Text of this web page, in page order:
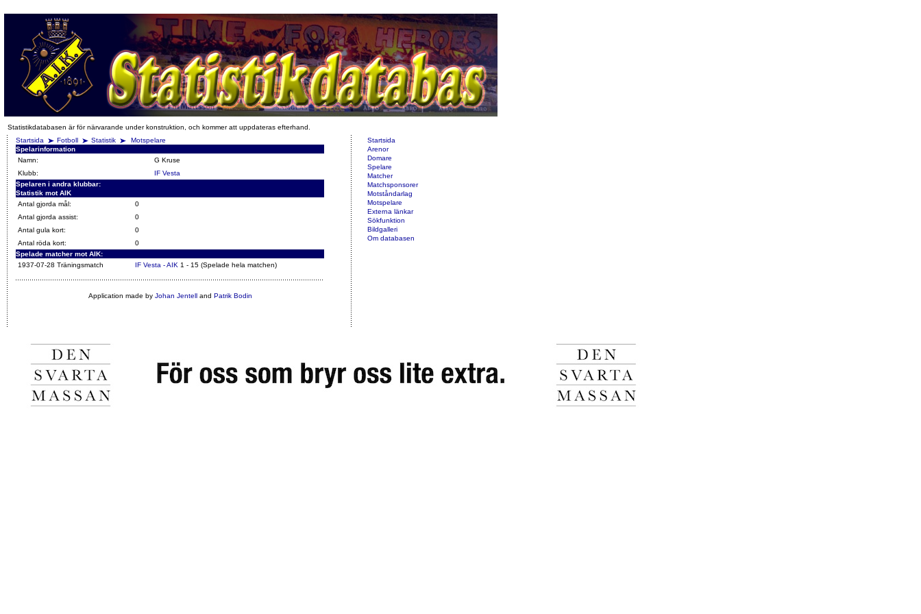
Statistikdatabasen är för närvarande under konstruktion, och kommer att uppdateras efterhand.
Startsida
Fotboll Statistik
Motspelare
Spelarinformation
Namn:
G Kruse
Klubb:
IF Vesta
Spelaren i andra klubbar:
Statistik mot AIK
Antal gjorda mål:
0
Antal gjorda assist:
0
Antal gula kort:
0
Antal röda kort:
0
Spelade matcher mot AIK:
1937-07-28 Träningsmatch
IF Vesta - AIK 1 - 15 (Spelade hela matchen)
Application made by Johan Jentelland Patrik Bodin
Startsida
Arenor
Domare
Spelare
Matcher
Matchsponsorer
Motståndarlag
Motspelare
Externa länkar
Sökfunktion
Bildgalleri
Om databasen